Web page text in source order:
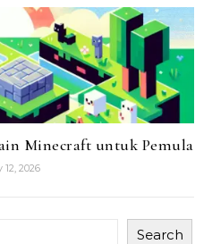
Minecraft untuk Pemula
12, 2026
Search